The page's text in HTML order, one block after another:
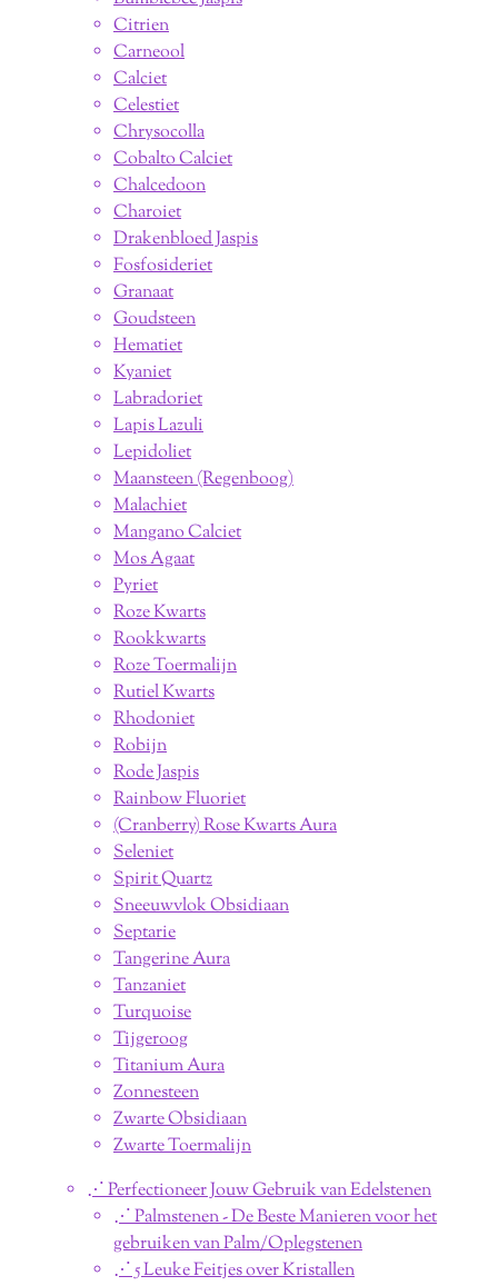
Citrien
Carneool
Calciet
Celestiet
Chrysocolla
Cobalto Calciet
Chalcedoon
Charoiet
Drakenbloed Jaspis
Fosfosideriet
Granaat
Goudsteen
Hematiet
Kyaniet
Labradoriet
Lapis Lazuli
Lepidoliet
Maansteen (Regenboog)
Malachiet
Mangano Calciet
Mos Agaat
Pyriet
Roze Kwarts
Rookkwarts
Roze Toermalijn
Rutiel Kwarts
Rhodoniet
Robijn
Rode Jaspis
Rainbow Fluoriet
(Cranberry) Rose Kwarts Aura
Seleniet
Spirit Quartz
Sneeuwvlok Obsidiaan
Septarie
Tangerine Aura
Tanzaniet
Turquoise
Tijgeroog
Titanium Aura
Zonnesteen
Zwarte Obsidiaan
Zwarte Toermalijn
⋰ Perfectioneer Jouw Gebruik van Edelstenen
⋰ Palmstenen - De Beste Manieren voor het
gebruiken van Palm/Oplegstenen
⋰ 5 Leuke Feitjes over Kristallen